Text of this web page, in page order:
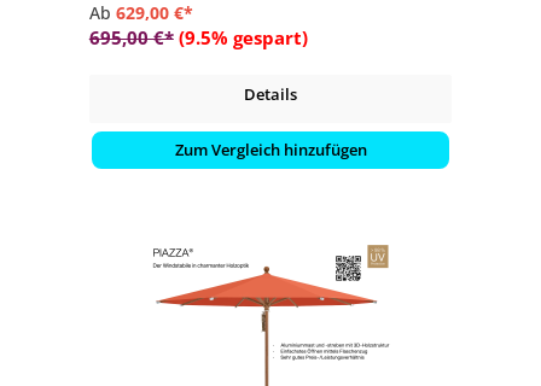
Ab 629,00 €*
695,00 €* (9.5% gespart)
Details
Zum Vergleich hinzufügen